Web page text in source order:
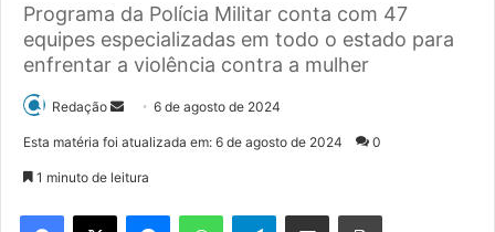
Programa da Polícia Militar conta com 47
equipes especializadas em todo o estado para
enfrentar a violência contra a mulher
Redação
d
e
6 de agosto de 2024
Esta matéria foi atualizada em: 6 de agosto de 2024 0
1 minuto de leitura
Telegram